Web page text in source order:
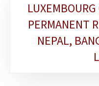
PERMANENT
NEPAL,